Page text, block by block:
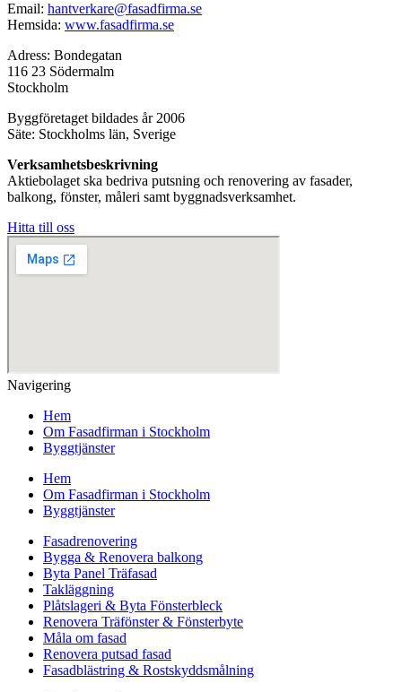
Email: hantverkare@fasadfirma.se
Hemsida: www.fasadfirma.se
Adress: Bondegatan
116 23 Södermalm
Stockholm
Byggföretaget bildades år 2006
Säte: Stockholms län, Sverige
Verksamhetsbeskrivning
Aktiebolaget ska bedriva putsning och renovering av fasader,
balkong, fönster, måleri samt byggnadsverksamhet.
Hitta till oss
Navigering
Hem
Om Fasadfirman i Stockholm
Byggtjänster
Hem
Om Fasadfirman i Stockholm
Byggtjänster
Fasadrenovering
Bygga & Renovera balkong
Byta Panel Träfasad
Takläggning
Plåtslageri & Byta Fönsterbleck
Renovera Träfönster & Fönsterbyte
Måla om fasad
Renovera putsad fasad
Fasadblästring & Rostskyddsmålning